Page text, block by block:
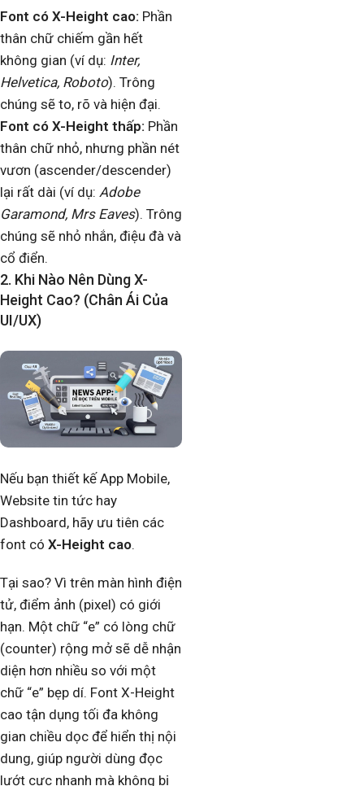
Font có X-Height cao: Phần
thân chữ chiếm gần hết
không gian (ví dụ: Inter,
Helvetica, Roboto). Trông
chúng sẽ to, rõ và hiện đại.
Font có X-Height thấp: Phần
thân chữ nhỏ, nhưng phần nét
vươn (ascender/descender)
lại rất dài (ví dụ: Adobe
Garamond, Mrs Eaves). Trông
chúng sẽ nhỏ nhắn, điệu đà và
cổ điển.
2. Khi Nào Nên Dùng X-
Height Cao? (Chân Ái Của
UI/UX)​
Nếu bạn thiết kế App Mobile,
Website tin tức hay
Dashboard, hãy ưu tiên các
font có X-Height cao.
Tại sao? Vì trên màn hình điện
tử, điểm ảnh (pixel) có giới
hạn. Một chữ “e” có lòng chữ
(counter) rộng mở sẽ dễ nhận
diện hơn nhiều so với một
chữ “e” bẹp dí. Font X-Height
cao tận dụng tối đa không
gian chiều dọc để hiển thị nội
dung, giúp người dùng đọc
lướt cực nhanh mà không bị